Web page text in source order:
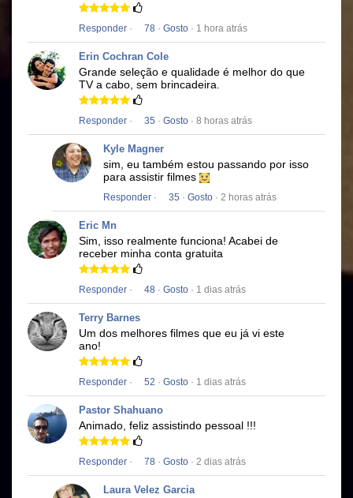
Responder · 78 · Gosto · 1 hora atrás
Erin Cochran Cole
Grande seleção e qualidade é melhor do que
TV a cabo, sem brincadeira.
Responder · 35 · Gosto · 8 horas atrás
Kyle Magner
sim, eu também estou passando por isso
para assistir filmes
Responder · 35 · Gosto · 2 horas atrás
Eric Mn
Sim, isso realmente funciona! Acabei de
receber minha conta gratuita
Responder · 48 · Gosto · 1 dias atrás
Terry Barnes
Um dos melhores filmes que eu já vi este
ano!
Responder · 52 · Gosto · 1 dias atrás
Pastor Shahuano
Animado, feliz assistindo pessoal !!!
Responder · 78 · Gosto · 2 dias atrás
Laura Velez Garcia